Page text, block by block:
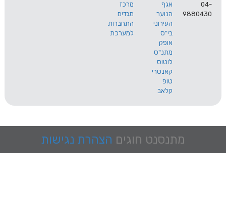
אגף
הנוער
מרכז
מגדים
התחברות
למערכת
מתנסנט חוגים הצהרת נגישות